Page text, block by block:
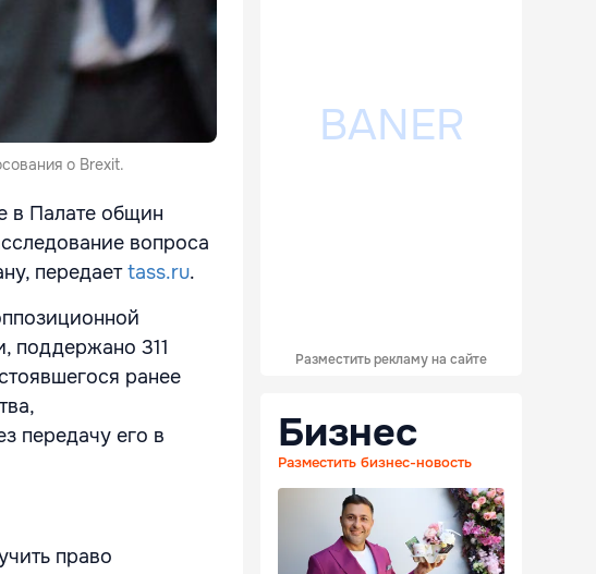
о Brexit.
в Палате общин
вопроса
передаетtass.ru.
поддержано 311
ранее
передачу его в
право
Разместить рекламу на сайте
Бизнес
Разместить бизнес-новость